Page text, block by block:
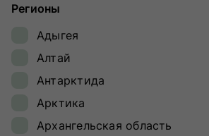
Июнь
Июль
Август
Сентябрь
Октябрь
Регионы
Адыгея
Алтай
Антарктида
Арктика
Архангельская область